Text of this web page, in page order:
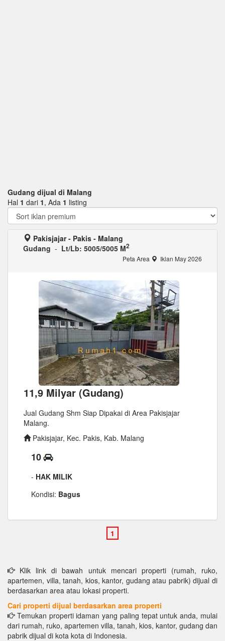
Gudang dijual di Malang
Hal 1 dari 1, Ada 1 listing
Pakisjajar - Pakis - Malang
Gudang - Lt/Lb: 5005/5005 M2
Peta Area Iklan May 2026
11,9 Milyar (Gudang)
Jual Gudang Shm Siap Dipakai di Area Pakisjajar
Malang.
Pakisjajar, Kec. Pakis, Kab. Malang
10
- HAK MILIK
Kondisi: Bagus
Klik link di bawah untuk mencari properti (rumah, ruko,
apartemen, villa, tanah, kios, kantor, gudang atau pabrik) dijual di
berdasarkan area atau lokasi properti.
Cari properti dijual berdasarkan area properti
Temukan properti idaman yang paling tepat untuk anda, mulai
dari rumah, ruko, apartemen villa, tanah, kios, kantor, gudang dan
pabrik dijual di kota kota di Indonesia.